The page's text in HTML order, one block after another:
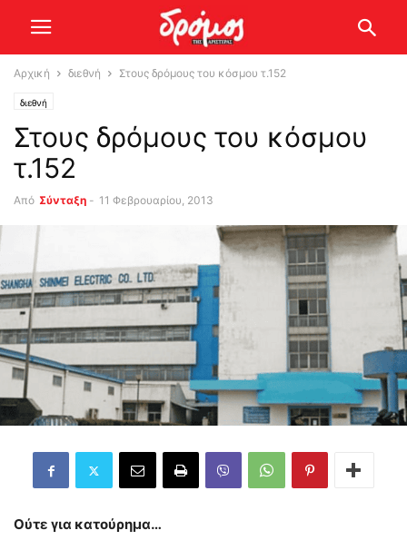
Αρχική διεθνή Στους δρόμους του κόσμου τ.152
διεθνή
Στους δρόμους του κόσμου
τ.152
Από Σύνταξη - 11 Φεβρουαρίου, 2013
Ούτε για κατούρημα…